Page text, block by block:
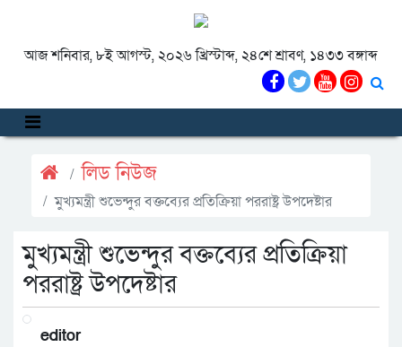
আজ শনিবার, ৮ই আগস্ট, ২০২৬ খ্রিস্টাব্দ, ২৪শে শ্রাবণ, ১৪৩৩ বঙ্গাব্দ
লিড নিউজ
মুখ্যমন্ত্রী শুভেন্দুর বক্তব্যের প্রতিক্রিয়া পররাষ্ট্র উপদেষ্টার
মুখ্যমন্ত্রী শুভেন্দুর বক্তব্যের প্রতিক্রিয়া
পররাষ্ট্র উপদেষ্টার
editor